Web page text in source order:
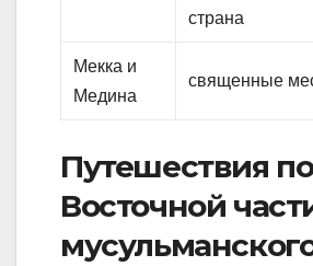
страна
Мекка и
Медина
священные
Путешествия по
Восточной